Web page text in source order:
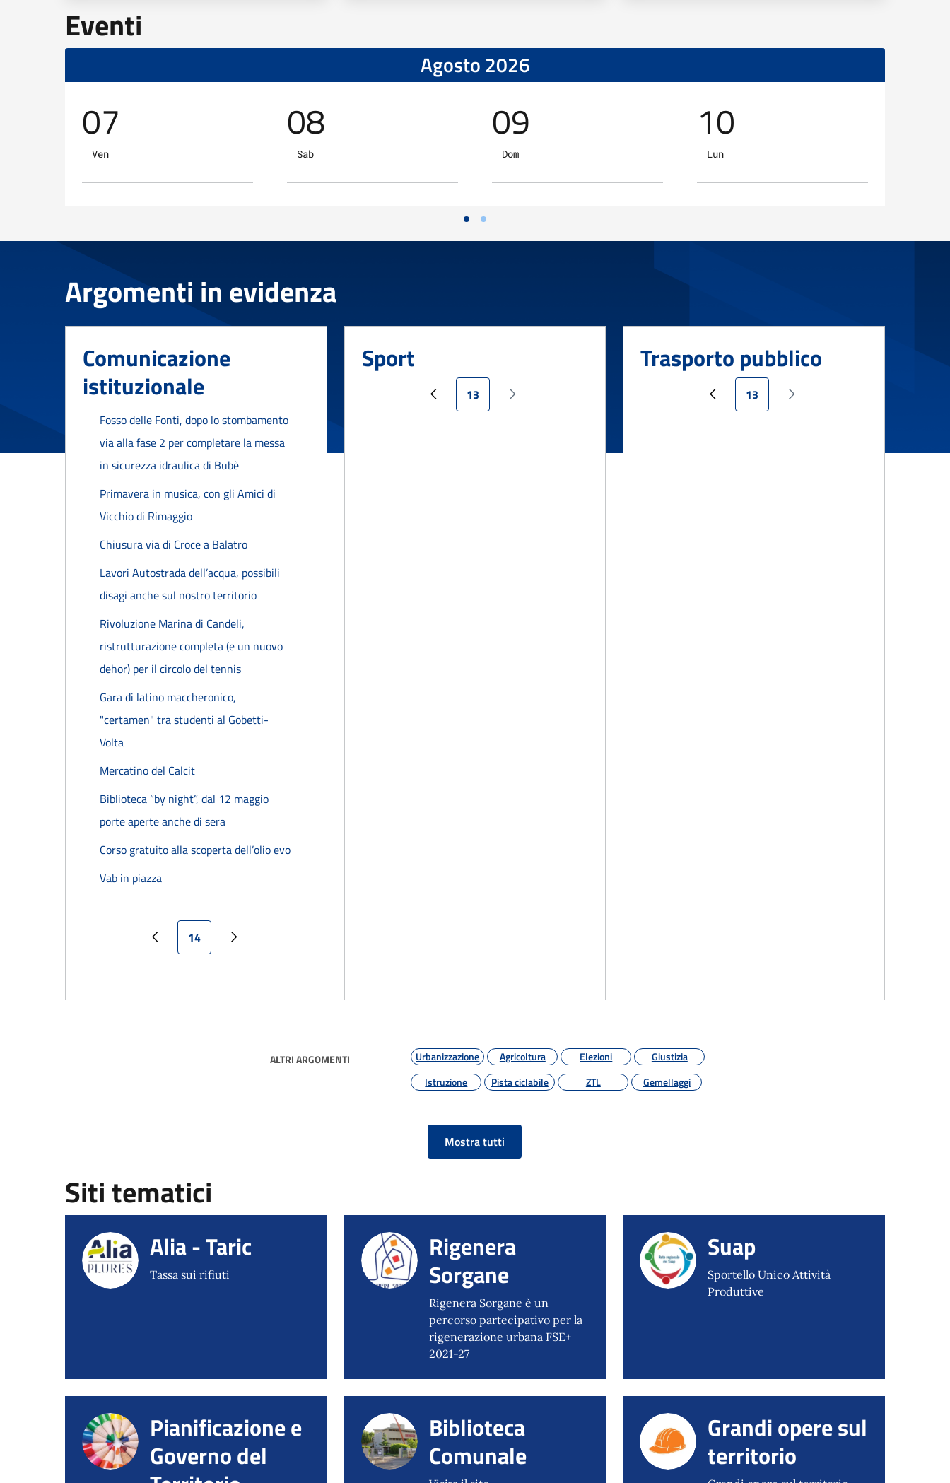
Eventi
Agosto 2026
07
Ven
08
Sab
09
Dom
10
Lun
Argomenti in evidenza
Comunicazione
istituzionale
Fosso delle Fonti, dopo lo stombamento
via alla fase 2 per completare la messa
in sicurezza idraulica di Bubè
Primavera in musica, con gli Amici di
Vicchio di Rimaggio
Chiusura via di Croce a Balatro
Lavori Autostrada dell’acqua, possibili
disagi anche sul nostro territorio
Rivoluzione Marina di Candeli,
ristrutturazione completa (e un nuovo
dehor) per il circolo del tennis
Gara di latino maccheronico,
"certamen" tra studenti al Gobetti-
Volta
Mercatino del Calcit
Biblioteca “by night”, dal 12 maggio
porte aperte anche di sera
Corso gratuito alla scoperta dell’olio evo
Vab in piazza
Pagina precedente
Pagina attuale
14
Pagina successiva
Sport
Pagina precedente
Pagina attuale
13
Pagina successiva
Trasporto pubblico
Pagina precedente
Pagina attuale
13
Pagina successiva
ALTRI ARGOMENTI Urbanizzazione Agricoltura Elezioni
Giustizia
Istruzione
Pista ciclabile ZTL Gemellaggi
Mostra tutti
Siti tematici
Alia - Taric
Tassa sui rifiuti
Rigenera
Sorgane
Rigenera Sorgane è un
percorso partecipativo per la
rigenerazione urbana FSE+
2021-27
Suap
Sportello Unico Attività
Produttive
Pianificazione e
Governo del
Biblioteca
Comunale
Grandi opere sul
territorio